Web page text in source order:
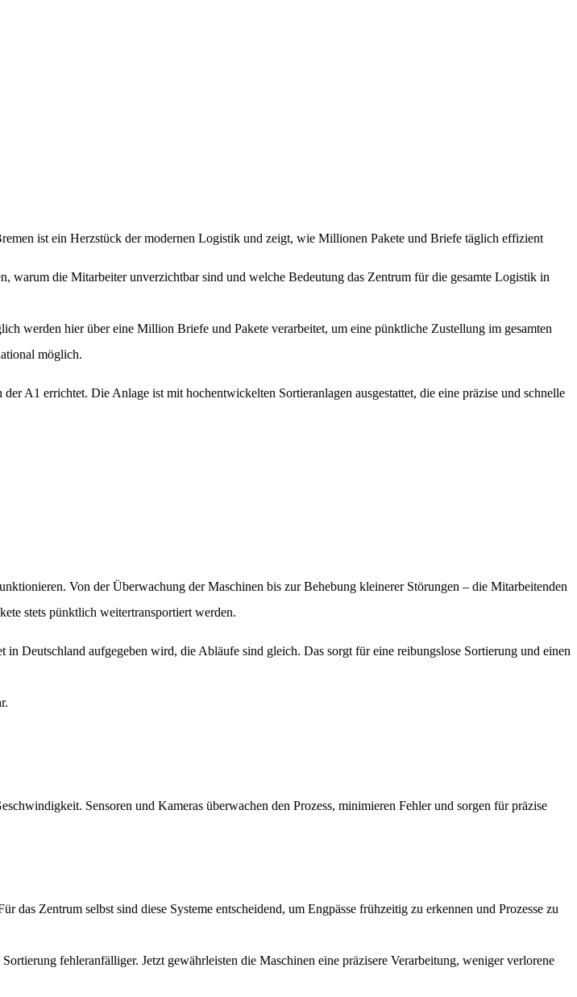
ist ein Herzstück der modernen Logistik und zeigt, wie Millionen Pakete und Briefe täglich effizient
die Mitarbeiter unverzichtbar sind und welche Bedeutung das Zentrum für die gesamte Logistik in
werden hier über eine Million Briefe und Pakete verarbeitet, um eine pünktliche Zustellung im gesamten
möglich.
A1 errichtet. Die Anlage ist mit hochentwickelten Sortieranlagen ausgestattet, die eine präzise und schnelle
Von der Überwachung der Maschinen bis zur Behebung kleinerer Störungen – die Mitarbeitenden
stets pünktlich weitertransportiert werden.
Deutschland aufgegeben wird, die Abläufe sind gleich. Das sorgt für eine reibungslose Sortierung und einen
Sensoren und Kameras überwachen den Prozess, minimieren Fehler und sorgen für präzise
Zentrum selbst sind diese Systeme entscheidend, um Engpässe frühzeitig zu erkennen und Prozesse zu
fehleranfälliger. Jetzt gewährleisten die Maschinen eine präzisere Verarbeitung, weniger verlorene